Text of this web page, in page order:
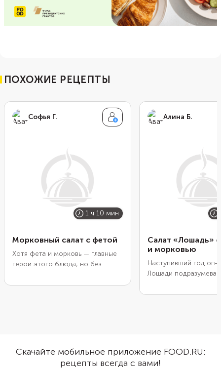
ПОХОЖИЕ РЕЦЕПТЫ
Софья Г.
1 ч 10 мин
Морковный салат с фетой
Хотя фета и морковь — главные
герои этого блюда, но без
раскроются. Для нее возьмите
Обязательно дайте овощным
слайсам полежать в маринаде:
Алина Б.
Салат «Лошадь»
и морковью
Наступивший год
Лошади
компонентов, в том
кукурузы, а гриву из
Скачайте мобильное приложение FOOD.RU:
рецепты всегда с вами!